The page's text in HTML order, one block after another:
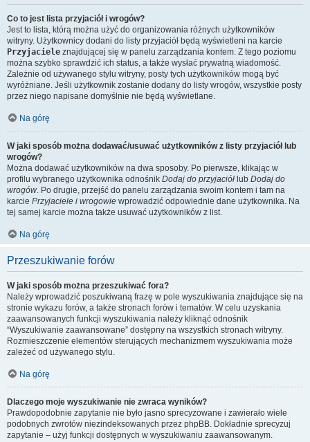
Co to jest lista przyjaciół i wrogów?
Jest to lista, którą można użyć do organizowania różnych użytkowników
witryny. Użytkownicy dodani do listy przyjaciół będą wyświetleni na karcie
Przyjaciele znajdującej się w panelu zarządzania kontem. Z tego poziomu
można szybko sprawdzić ich status, a także wysłać prywatną wiadomość.
Zależnie od używanego stylu witryny, posty tych użytkowników mogą być
wyróżniane. Jeśli użytkownik zostanie dodany do listy wrogów, wszystkie posty
przez niego napisane domyślnie nie będą wyświetlane.
Na górę
W jaki sposób można dodawać/usuwać użytkowników z listy przyjaciół lub
wrogów?
Można dodawać użytkowników na dwa sposoby. Po pierwsze, klikając w
profilu wybranego użytkownika odnośnik Dodaj do przyjaciół lub Dodaj do
wrogów. Po drugie, przejść do panelu zarządzania swoim kontem i tam na
karcie Przyjaciele i wrogowie wprowadzić odpowiednie dane użytkownika. Na
tej samej karcie można także usuwać użytkowników z list.
Na górę
Przeszukiwanie forów
W jaki sposób można przeszukiwać fora?
Należy wprowadzić poszukiwaną frazę w pole wyszukiwania znajdujące się na
stronie wykazu forów, a także stronach forów i tematów. W celu uzyskania
zaawansowanych funkcji wyszukiwania należy kliknąć odnośnik
“Wyszukiwanie zaawansowane” dostępny na wszystkich stronach witryny.
Rozmieszczenie elementów sterujących mechanizmem wyszukiwania może
zależeć od używanego stylu.
Na górę
Dlaczego moje wyszukiwanie nie zwraca wyników?
Prawdopodobnie zapytanie nie było jasno sprecyzowane i zawierało wiele
podobnych zwrotów niezindeksowanych przez phpBB. Dokładnie sprecyzuj
zapytanie – użyj funkcji dostępnych w wyszukiwaniu zaawansowanym.